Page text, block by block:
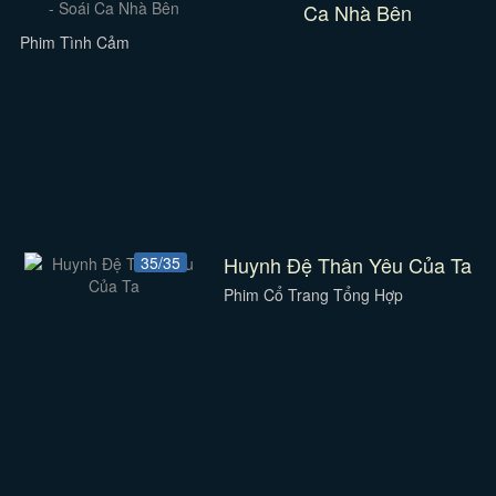
Ca Nhà Bên
Phim Tình Cảm
35/35 Huynh Đệ Thân Yêu Của Ta
Phim Cổ Trang Tổng Hợp